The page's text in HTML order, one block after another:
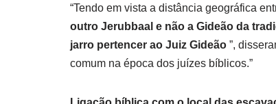
“Tendo em vista a distância geográfica
outro Jerubbaal e não a Gideão da
jarro pertencer ao Juiz Gideão ”,
comum na época dos juízes bíblicos.”